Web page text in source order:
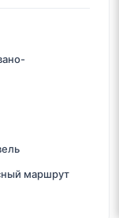
маршрут